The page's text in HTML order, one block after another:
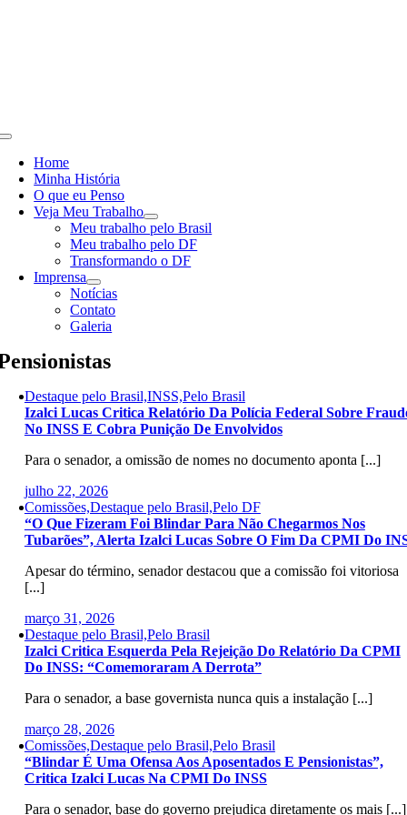
Toggle
NavigationHome
Minha História
O que eu Penso
Veja Meu Trabalho
Meu trabalho pelo Brasil
Meu trabalho pelo DF
Transformando o DF
Imprensa
Notícias
Contato
Galeria
Destaque pelo Brasil,INSS,Pelo Brasil
Izalci Lucas Critica Relatório Da Polícia Federal Sobre
No INSS E Cobra Punição De Envolvidos
Para o senador, a omissão de nomes no documento aponta [...]
julho 22, 2026
Comissões,Destaque pelo Brasil,Pelo DF
“O Que Fizeram Foi Blindar Para Não Chegarmos Nos
Tubarões”, Alerta Izalci Lucas Sobre O Fim Da CPMI Do
Apesar do término, senador destacou que a comissão foi vitoriosa
[...]
março 31, 2026
Destaque pelo Brasil,Pelo Brasil
Izalci Critica Esquerda Pela Rejeição Do Relatório Da CPMI
Do INSS: “Comemoraram A Derrota”
Para o senador, a base governista nunca quis a instalação [...]
março 28, 2026
Comissões,Destaque pelo Brasil,Pelo Brasil
“Blindar É Uma Ofensa Aos Aposentados E Pensionistas”,
Critica Izalci Lucas Na CPMI Do INSS
Para o senador, base do governo prejudica diretamente os mais [...]